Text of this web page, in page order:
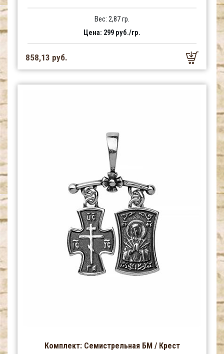
Вес: 2,87 гр.
Цена: 299 руб./гр.
858,13 руб.
Комплект: Семистрельная БМ / Крест